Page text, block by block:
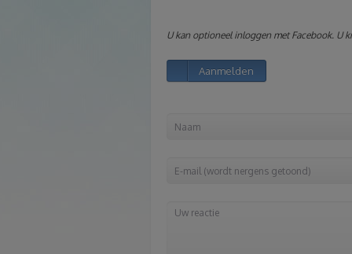
U kan optioneel inloggen met Facebook. U
Aanmelden